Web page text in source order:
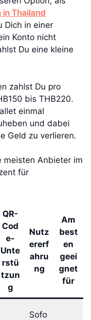
in Thailand
Dich in einer
Konto nicht
Du eine kleine
zahlst Du pro
bis THB220.
einmal
und dabei
Geld zu verlieren.
meisten Anbieter im
für
QR-
Cod
e-
Unte
rstü
tzun
g
Nutz
ererf
ahru
ng
Am
best
en
geei
gnet
für
Sofo